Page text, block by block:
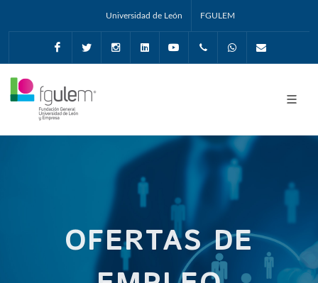
Universidad de León FGULEM
FacebookTwitter InstagramLinkedin Youtube +34987291651
Whatsapp
OFERTAS DE